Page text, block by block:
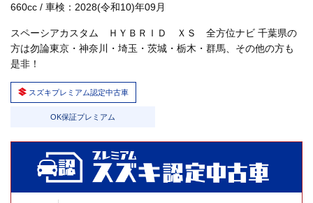
660cc / 車検：2028(令和10)年09月
スペーシアカスタム ＨＹＢＲＩＤ ＸＳ 全方位ナビ 千葉県の
方は勿論東京・神奈川・埼玉・茨城・栃木・群馬、その他の方も
是非！
スズキプレミアム認定中古車
OK保証プレミアム